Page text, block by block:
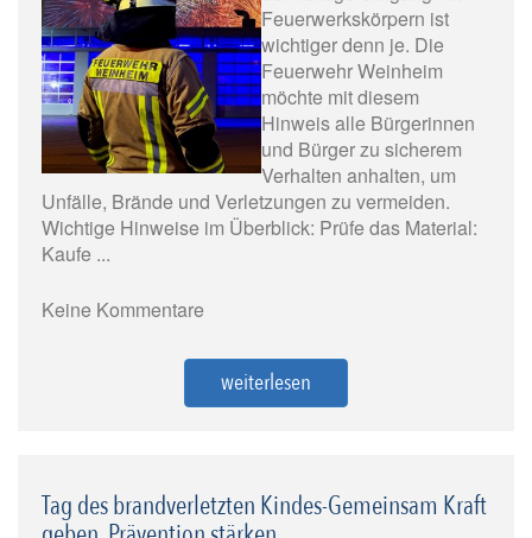
Feuerwerkskörpern ist
wichtiger denn je. Die
Feuerwehr Weinheim
möchte mit diesem
Hinweis alle Bürgerinnen
und Bürger zu sicherem
Verhalten anhalten, um
Unfälle, Brände und Verletzungen zu vermeiden.
Wichtige Hinweise im Überblick: Prüfe das Material:
Kaufe ...
Keine Kommentare
weiterlesen
Tag des brandverletzten Kindes-Gemeinsam Kraft